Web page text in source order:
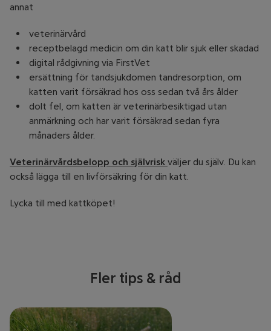
annat
veterinärvård
receptbelagd medicin om din katt blir sjuk eller skadad
digital rådgivning via FirstVet
ersättning för tandsjukdomen tandresorption, om
katten varit försäkrad hos oss sedan två års ålder
dolt fel, om katten är veterinärbesiktigad utan
anmärkning och har varit försäkrad sedan fyra
månaders ålder.
Veterinärvårdsbelopp och självrisk väljer du själv. Du kan
också lägga till en livförsäkring för din katt.
Lycka till med kattköpet!
Fler tips & råd